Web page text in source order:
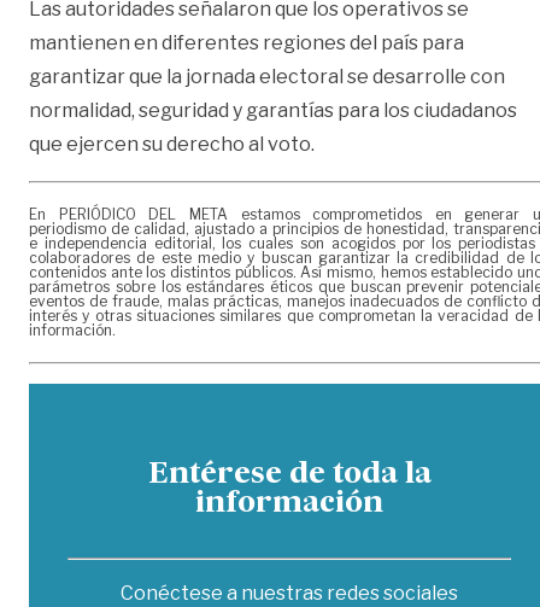
Las autoridades señalaron que los operativos se
mantienen en diferentes regiones del país para
garantizar que la jornada electoral se desarrolle con
normalidad, seguridad y garantías para los ciudadanos
que ejercen su derecho al voto.
En PERIÓDICO DEL META estamos comprometidos en generar
periodismo de calidad, ajustado a principios de honestidad,
e independencia editorial, los cuales son acogidos por los periodistas
colaboradores de este medio y buscan garantizar la credibilidad de
contenidos ante los distintos públicos. Así mismo, hemos establecido
parámetros sobre los estándares éticos que buscan prevenir
eventos de fraude, malas prácticas, manejos inadecuados de conflicto
interés y otras situaciones similares que comprometan la veracidad de
información.
Entérese de toda la
información
Conéctese a nuestras redes sociales